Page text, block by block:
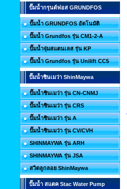
ปั๊มน้ำกรุนด์ฟอส GRUNDFOS
ปั๊มน้ำ GRUNDFOS อัตโนมัติ
ปั๊มน้ำ Grundfos รุ่น CM1-2-A
ปั๊มน้ำจุ่มสแตนเลส รุ่น KP
ปั๊มน้ำ Grundfos รุ่น Unilift CC5
ปั๊มน้ำชินเมว่า ShinMaywa
ปั๊มน้ำชินเมว่า รุ่น CN-CNMJ
ปั๊มน้ำชินเมว่า รุ่น CRS
ปั๊มน้ำชินเมว่า รุ่น A
ปั๊มน้ำชินเมว่า รุ่น CV/CVH
SHINMAYWA รุ่น ARH
SHINMAYWA รุ่น JSA
สวิตลูกลอย ShinMaywa
ปั๊มน้ำ สแตค Stac Water Pump